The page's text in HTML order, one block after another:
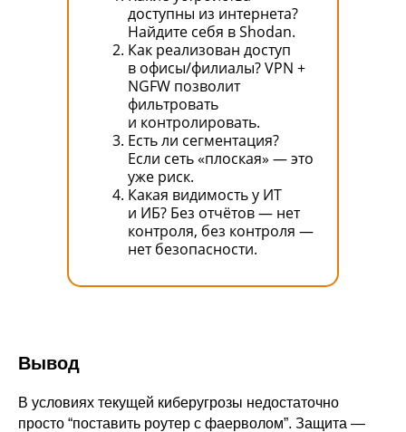
доступны из интернета?
Найдите себя в Shodan.
Как реализован доступ
в офисы/филиалы? VPN +
NGFW позволит
фильтровать
и контролировать.
Есть ли сегментация?
Если сеть «плоская» — это
уже риск.
Какая видимость у ИТ
и ИБ? Без отчётов — нет
контроля, без контроля —
нет безопасности.
Вывод
В условиях текущей киберугрозы недостаточно
просто “поставить роутер с фаерволом”. Защита —
+7 (800) 555-33-40
expert@ideco.ru
Внедрения
Партнеры
Выбрать
интегратора
Авторизованные центры
О компании
Новости
Ideco NGFW Novum
ВКонтакте Файрвольная